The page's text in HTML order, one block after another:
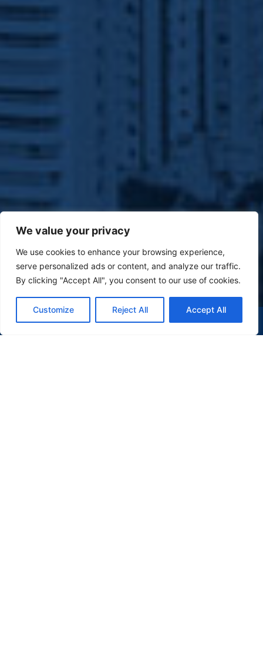
We value your privacy
We use cookies to enhance your browsing experience,
serve personalized ads or content, and analyze our traffic.
By clicking "Accept All", you consent to our use of cookies.
Customize Reject All Accept All
(47) 9 9977-7630